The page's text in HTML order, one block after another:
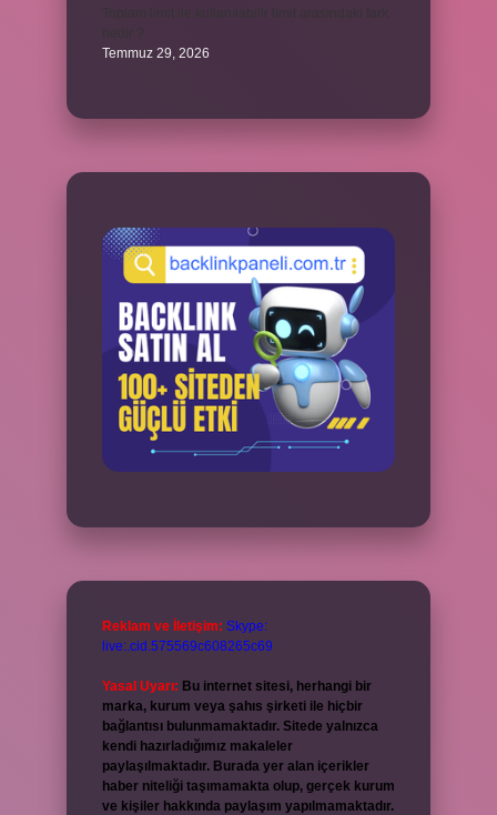
Temmuz 29, 2026
Reklam ve İletişim: Skype:
live:.cid.575569c608265c69
Yasal Uyarı: Bu internet sitesi, herhangi bir
marka, kurum veya şahıs şirketi ile hiçbir
bağlantısı bulunmamaktadır. Sitede yalnızca
kendi hazırladığımız makaleler
paylaşılmaktadır. Burada yer alan içerikler
haber niteliği taşımamakta olup, gerçek kurum
ve kişiler hakkında paylaşım yapılmamaktadır.